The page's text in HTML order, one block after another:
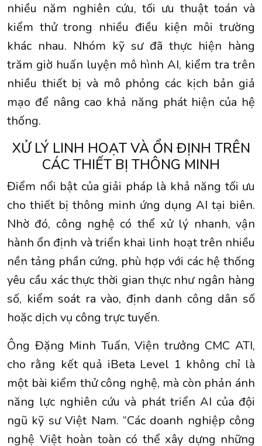
nhiều năm nghiên cứu, tối ưu thuật toán và
kiểm thử trong nhiều điều kiện môi trường
khác nhau. Nhóm kỹ sư đã thực hiện hàng
trăm giờ huấn luyện mô hình AI, kiểm tra trên
nhiều thiết bị và mô phỏng các kịch bản giả
mạo để nâng cao khả năng phát hiện của hệ
thống.
XỬ LÝ LINH HOẠT VÀ ỔN ĐỊNH TRÊN
CÁC THIẾT BỊ THÔNG MINH
Điểm nổi bật của giải pháp là khả năng tối ưu
cho thiết bị thông minh ứng dụng AI tại biên.
Nhờ đó, công nghệ có thể xử lý nhanh, vận
hành ổn định và triển khai linh hoạt trên nhiều
nền tảng phần cứng, phù hợp với các hệ thống
yêu cầu xác thực thời gian thực như ngân hàng
số, kiểm soát ra vào, định danh công dân số
hoặc dịch vụ công trực tuyến.
Ông Đặng Minh Tuấn, Viện trưởng CMC ATI,
cho rằng kết quả iBeta Level 1 không chỉ là
một bài kiểm thử công nghệ, mà còn phản ánh
năng lực nghiên cứu và phát triển AI của đội
ngũ kỹ sư Việt Nam. “Các doanh nghiệp công
nghệ Việt hoàn toàn có thể xây dựng những